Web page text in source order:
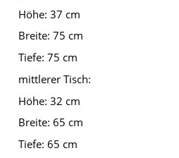
Höhe: 37 cm
Breite: 75 cm
Tiefe: 75 cm
mittlerer Tisch:
Höhe: 32 cm
Breite: 65 cm
Tiefe: 65 cm